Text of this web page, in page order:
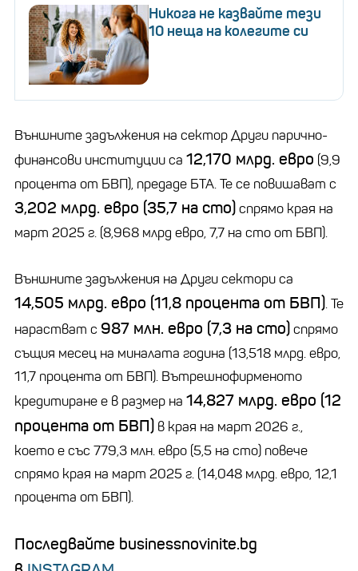
Никога не казвайте тези
10 неща на колегите си
Външните задължения на сектор Други парично-
финансови институции са 12,170 млрд. евро (9,9
процента от БВП), предаде БТА. Те се повишават с
3,202 млрд. евро (35,7 на сто)спрямо края на
март 2025 г. (8,968 млрд евро, 7,7 на сто от БВП).
Външните задължения на Други сектори са
14,505 млрд. евро (11,8 процента от БВП). Те
нарастват с 987 млн. евро (7,3 на сто)спрямо
същия месец на миналата година (13,518 млрд. евро,
11,7 процента от БВП). Вътрешнофирменото
кредитиране е в размер на 14,827 млрд. евро (12
процента от БВП) в края на март 2026 г.,
което е със 779,3 млн. евро (5,5 на сто) повече
спрямо края на март 2025 г. (14,048 млрд. евро, 12,1
процента от БВП).
Последвайте businessnovinite.bg